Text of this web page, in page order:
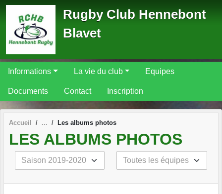
Rugby Club Hennebont
Blavet
Informations La vie du club Equipes
Documents Contact Inscription
Accueil Les albums photos
LES ALBUMS PHOTOS
Panneau de gestion des cookies